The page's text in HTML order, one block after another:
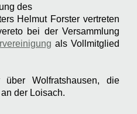
des
Helmut Forster vertreten
bei der Versammlung
als Vollmitglied
Wolfratshausen, die
der Loisach.